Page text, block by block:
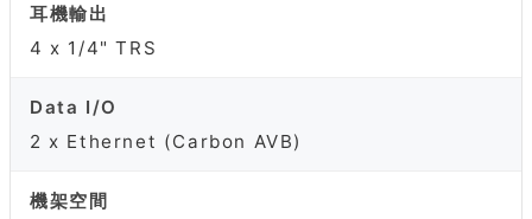
耳機輸出
4 x 1/4" TRS
Data I/O
2 x Ethernet (Carbon AVB)
機架空間